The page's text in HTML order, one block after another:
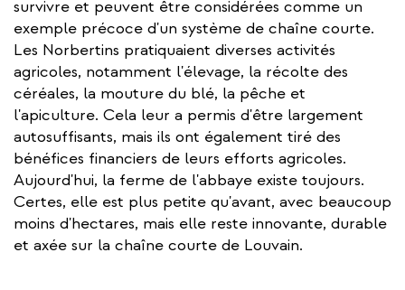
survivre et peuvent être considérées comme un
exemple précoce d'un système de chaîne courte.
Les Norbertins pratiquaient diverses activités
agricoles, notamment l'élevage, la récolte des
céréales, la mouture du blé, la pêche et
l'apiculture. Cela leur a permis d'être largement
autosuffisants, mais ils ont également tiré des
bénéfices financiers de leurs efforts agricoles.
Aujourd'hui, la ferme de l'abbaye existe toujours.
Certes, elle est plus petite qu'avant, avec beaucoup
moins d'hectares, mais elle reste innovante, durable
et axée sur la chaîne courte de Louvain.